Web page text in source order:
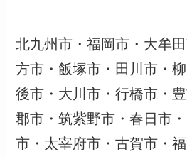
北九州市・福岡市・大牟
方市・飯塚市・田川市・
後市・大川市・行橋市・
郡市・筑紫野市・春日市
市・太宰府市・古賀市・